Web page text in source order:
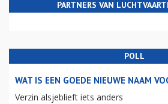
PARTNERS VAN
POLL
WAT IS EEN GOEDE NIEUWE NAAM
Verzin alsjeblieft iets anders